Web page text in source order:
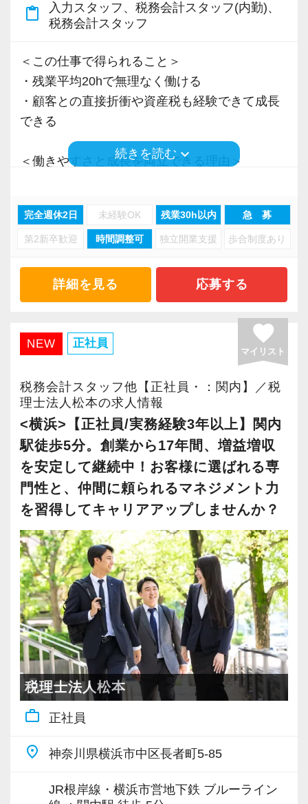
content_paste
入力スタッフ、税務会計スタッフ(内勤)、
税務会計スタッフ
＜この仕事で得られること＞
・残業平均20hで無理なく働ける
・顧客との直接折衝や資産税も経験できて成長
できる
＜働きやすさと成長を両立できる理由＞
・顧客対応や提案業務に集中可能
・資産税や相続など専門性の高い案件あり
・経験値が自然と積み上がる環境
・有給取得率90％以上
・繁忙期も月30～40h程度
・男性の育休取得率100％
・テレワーク導入済み
・全席デュアルモニタ完備
＜幅広い経験・成長環境＞
・クライアント2500社以上
・9割が紹介の安定基盤
・一般企業～医療・学校法人まで対応
・個人～大企業まで幅広く経験可能
・税務顧問＋資産税に関与
・相続／事業承継／M&Aにも対応
＜成長中の税理士法人＞
・全国14拠点で事業展開
・従業員240名以上に拡大
・会計・税務・財務・労務まで対応
・専門家が在籍しワンストップ支援
＜学びを後押し＞
・書籍購入費／研修費は全額会社負担
・隔月で税法・実務の学習会あり
続きを読むkeyboard_arrow_down
完全週休2日 未経験OK 残業30h以内 急 募
第2新卒歓迎 時間調整可 独立開業支援 歩合制度あり
詳細を見る 応募する
NEW 正社員 favorite
マイリスト
税務会計スタッフ他【正社員・：関内】／税
理士法人松本の求人情報
<横浜>【正社員/実務経験3年以上】関内
駅徒歩5分。創業から17年間、増益増収
を安定して継続中！お客様に選ばれる専
門性と、仲間に頼られるマネジメント力
を習得してキャリアアップしませんか？
税理士法人松本
work_outline 正社員
place 神奈川県横浜市中区長者町5-85
JR根岸線・横浜市営地下鉄 ブルーライン